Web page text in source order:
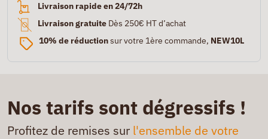
Livraison rapide en 24/72h
Livraison gratuite Dès 250€ HT d’achat
10% de réductionsur votre 1ère commande, NEW10L
Nos tarifs sont dégressifs !
Profitez de remises sur l'ensemble de votre